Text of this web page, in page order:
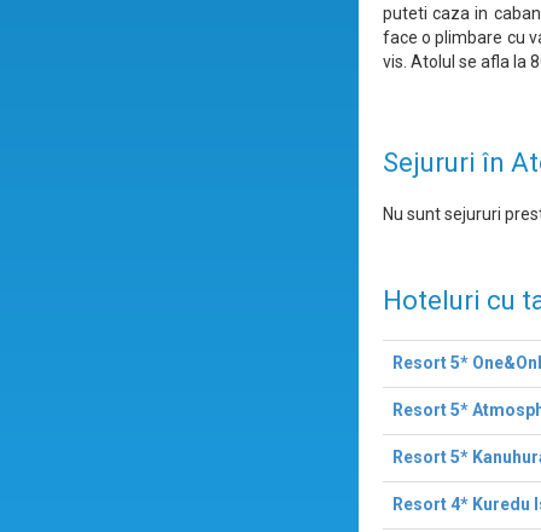
puteti caza in
face o plimbare cu
vis. Atolul se afla la
Sejururi în
Nu sunt sejururi
Hoteluri cu
Resort 5*
Resort 5*
Resort 5*
Resort 4* Kuredu